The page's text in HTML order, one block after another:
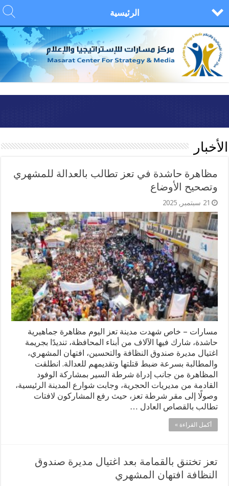
الأخبار
مظاهرة حاشدة في تعز تطالب بالعدالة للمشهري
وتصحيح الأوضاع
21 سبتمبر, 2025
مسارات – خاص شهدت مدينة تعز اليوم مظاهرة جماهيرية
حاشدة، شارك فيها الآلاف من أبناء المحافظة، تنديدًا بجريمة
اغتيال مديرة صندوق النظافة والتحسين، افتهان المشهري،
والمطالبة بسرعة ضبط قتلتها وتقديمهم للعدالة. انطلقت
المظاهرة من جانب إدراة شرطة السير بمشاركة الوفود
القادمة من مديريات الحجرية، وجابت شوارع المدينة الرئيسية،
وصولًا إلى مقر شرطة تعز، حيث رفع المشاركون لافتات
تطالب بالقصاص العادل …
أكمل القراءة »
تعز تختنق بالقمامة بعد اغتيال مديرة صندوق
النظافة افتهان المشهري
الرئيسية